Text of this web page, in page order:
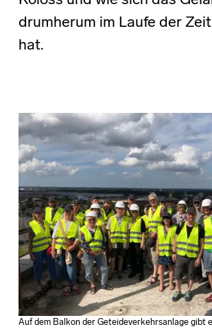
drumherum im Laufe der
hat.
Auf dem Balkon der Geteideverkehrsanlage gibt